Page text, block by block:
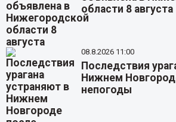
области 8 августа
08.8.2026 11:00
Последствия
Нижнем
непогоды